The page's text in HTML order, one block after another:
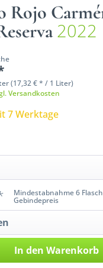
Rojo
2022
(17,32 € * / 1 Liter)
Versandkosten
7 Werktage
Mindestabnahme 6
Gebindepreis
In den Warenkorb